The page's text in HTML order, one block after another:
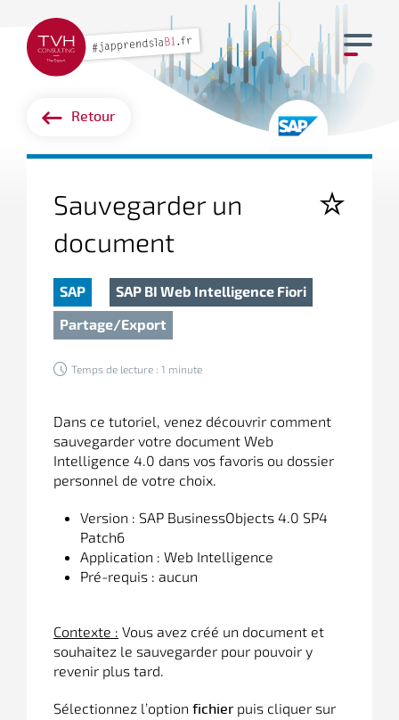
Retour
Sauvegarder un
document
SAP
SAP BI Web Intelligence Fiori
Partage/export
Temps de lecture : 1 minute
Dans ce tutoriel, venez découvrir comment
sauvegarder votre document Web
Intelligence 4.0 dans vos favoris ou dossier
personnel de votre choix.
Version : SAP BusinessObjects 4.0 SP4
Patch6
Application : Web Intelligence
Pré-requis : aucun
Contexte : Vous avez créé un document et
souhaitez le sauvegarder pour pouvoir y
revenir plus tard.
Sélectionnez l’option fichierpuis cliquer sur